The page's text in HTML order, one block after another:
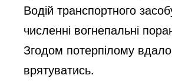
Водій транспортного
численні вогнепальні
Згодом потерпілому
врятуватись.